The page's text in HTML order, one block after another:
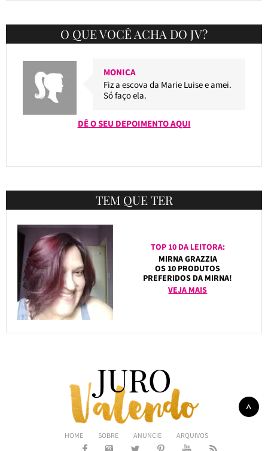
O QUE VOCÊ ACHA DO JV?
MONICA
Fiz a escova da Marie Luise e amei.
Só faço ela.
DÊ O SEU DEPOIMENTO AQUI
TEM QUE TER
TOP 10 DA LEITORA:
MIRNA GRAZZIA
OS 10 PRODUTOS
PREFERIDOS DA MIRNA!
VEJA MAIS
HOME SOBRE ANUNCIE ARQUIVOS